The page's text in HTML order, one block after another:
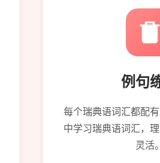
例句
每个瑞典语词汇都配
中学习瑞典语词汇，
灵活。